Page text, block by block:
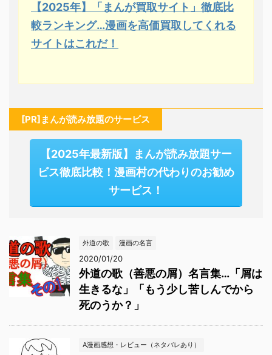
【2025年】「まんが買取サイト」徹底比
較ランキング…漫画を高価買取してくれる
サイトはこれだ！
[PR]まんが読み放題のサービス
【2025年最新版】まんが読み放題サー
ビス徹底比較！漫画村の代わりのお勧め
サービス！
外道の歌 漫画の名言
2020/01/20
外道の歌（善悪の屑）名言集…「屑は
生きるな」「もう少し苦しんでから
死のうか？」
A漫画感想・レビュー（ネタバレあり）